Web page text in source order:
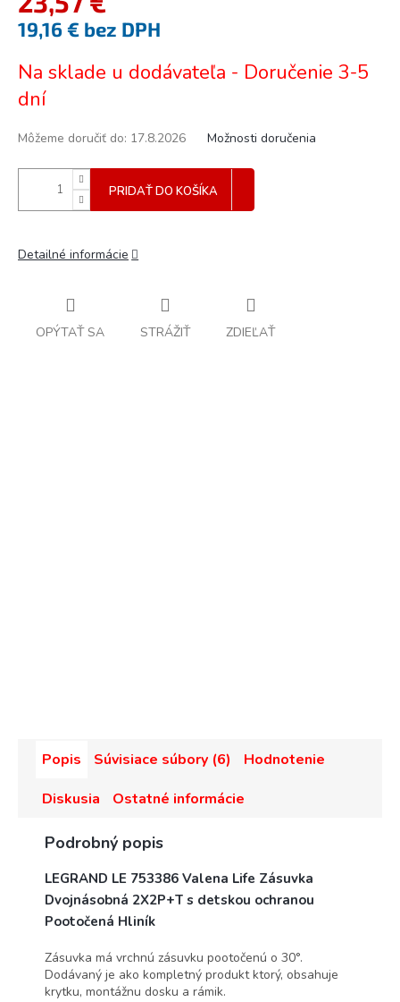
19,16 € bez DPH
cena:
Na sklade u dodávateľa - Doručenie 3-5
dní
Môžeme doručiť do: 17.8.2026 Možnosti doručenia
PRIDAŤ DO KOŠÍKA
Detailné informácie
OPÝTAŤ SA STRÁŽIŤ ZDIEĽAŤ
Popis Súvisiace súbory (6)
Hodnotenie
Diskusia
Ostatné informácie
Podrobný popis
LEGRAND LE 753386 Valena Life Zásuvka
Dvojnásobná 2X2P+T s detskou ochranou
Pootočená Hliník
Zásuvka má vrchnú zásuvku pootočenú o 30°.
Dodávaný je ako kompletný produkt ktorý, obsahuje
krytku, montážnu dosku a rámik.